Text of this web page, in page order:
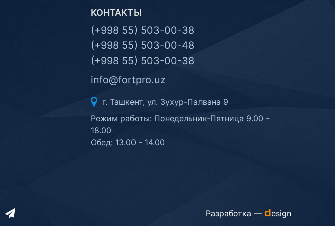
КОНТАКТЫ
(+998 55) 503-00-38
(+998 55) 503-00-48
(+998 55) 503-00-38
info@fortpro.uz
г. Ташкент, ул. Зухур-Палвана 9
Режим работы: Понедельник-Пятница 9.00 -
18.00
Обед: 13.00 - 14.00
Разработка — design